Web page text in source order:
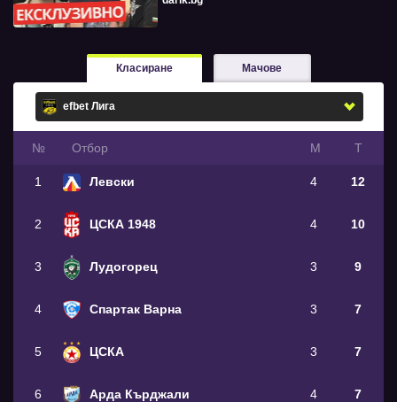
Класиране Мачове
№ Oтбор М Т
1 Левски 4 12
2 ЦСКА 1948 4 10
3 Лудогорец 3 9
4 Спартак Варна 3 7
5 ЦСКА 3 7
6 Арда Кърджали 4 7